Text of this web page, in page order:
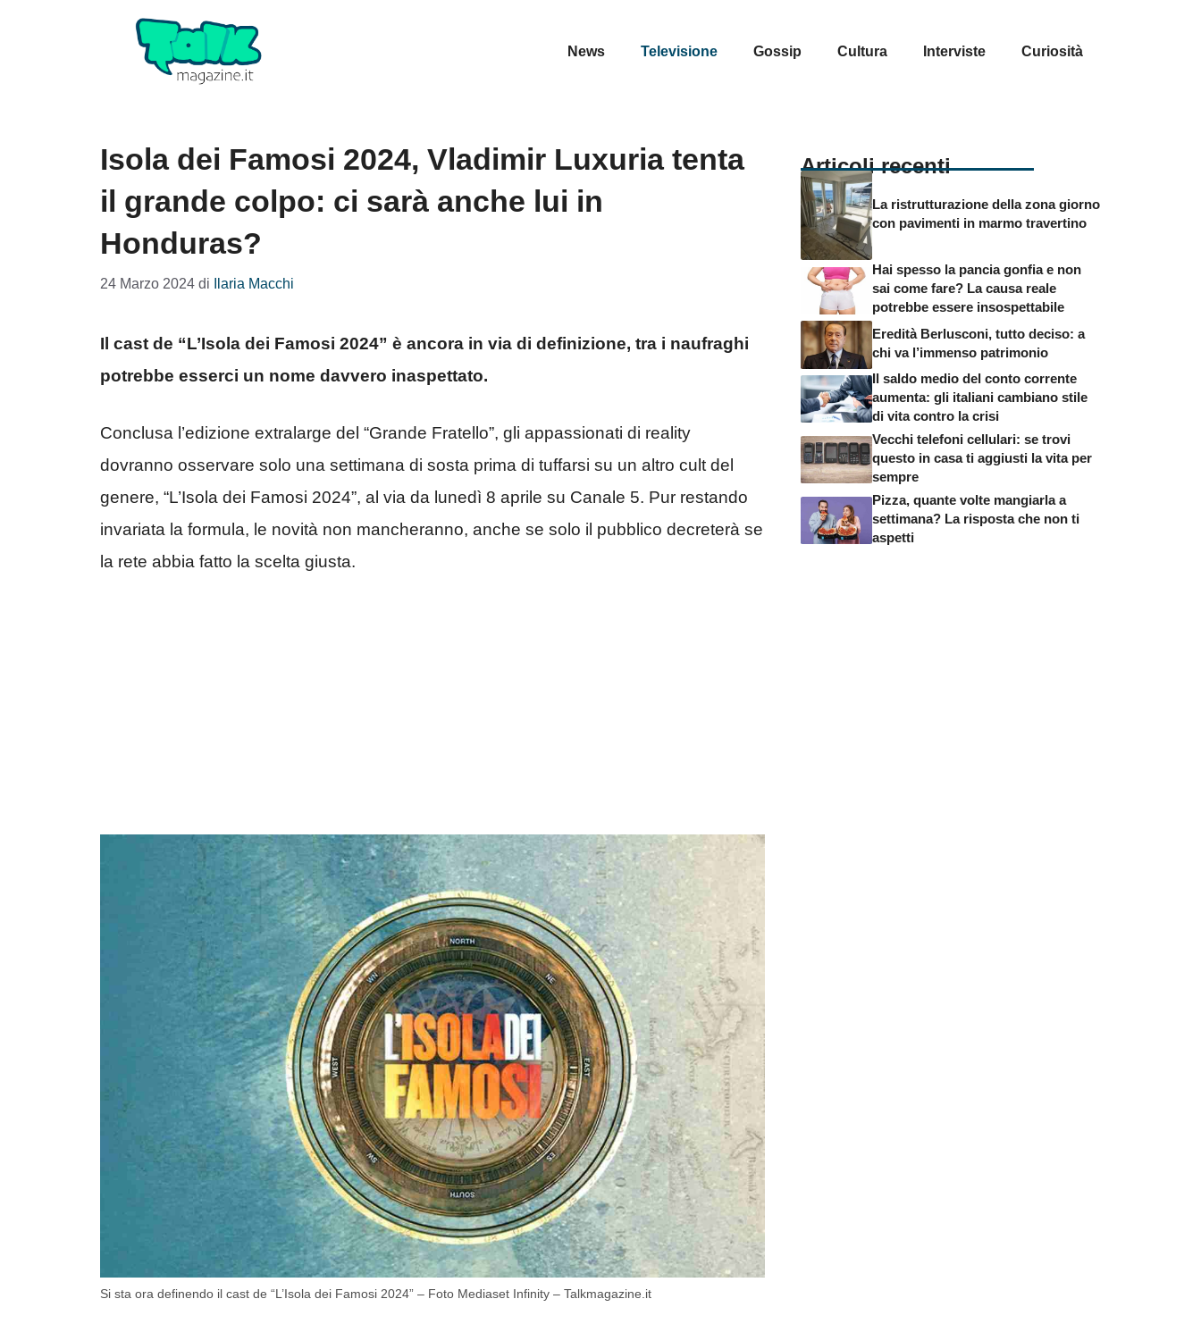
News Televisione Gossip Cultura Interviste Curiosità
Isola dei Famosi 2024, Vladimir Luxuria tenta
il grande colpo: ci sarà anche lui in
Honduras?
24 Marzo 2024 di Ilaria Macchi
Il cast de “L’Isola dei Famosi 2024” è ancora in via di definizione, tra i naufraghi
potrebbe esserci un nome davvero inaspettato.
Conclusa l’edizione extralarge del “Grande Fratello”, gli appassionati di reality
dovranno osservare solo una settimana di sosta prima di tuffarsi su un altro cult del
genere, “L’Isola dei Famosi 2024”, al via da lunedì 8 aprile su Canale 5. Pur restando
invariata la formula, le novità non mancheranno, anche se solo il pubblico decreterà se
la rete abbia fatto la scelta giusta.
Si sta ora definendo il cast de “L’Isola dei Famosi 2024” – Foto Mediaset Infinity – Talkmagazine.it
Articoli recenti
La ristrutturazione della zona giorno
con pavimenti in marmo travertino
Hai spesso la pancia gonfia e non
sai come fare? La causa reale
potrebbe essere insospettabile
Eredità Berlusconi, tutto deciso: a
chi va l’immenso patrimonio
Il saldo medio del conto corrente
aumenta: gli italiani cambiano stile
di vita contro la crisi
Vecchi telefoni cellulari: se trovi
questo in casa ti aggiusti la vita per
sempre
Pizza, quante volte mangiarla a
settimana? La risposta che non ti
aspetti